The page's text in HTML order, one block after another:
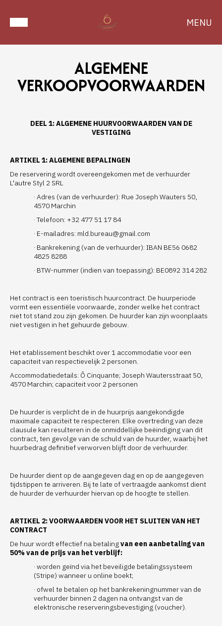
MENU
ALGEMENE
VERKOOPVOORWAARDEN
DEEL 1: ALGEMENE HUURVOORWAARDEN VAN DE
VESTIGING
ARTIKEL 1: ALGEMENE BEPALINGEN
De reservering wordt overeengekomen met de verhuurder
L'autre Styl 2 SRL
· Adres (van de verhuurder): Rue Joseph Wauters 50,
4570 Marchin
· Telefoon: +32 477 51 17 84
· E-mailadres: mld.bureau@gmail.com
· Bankrekening (van de verhuurder): IBAN BE56 0682
4825 8288
· BTW-nummer (indien van toepassing): BE0892 314 282
Het contract is een toeristisch huurcontract. De huurperiode
vormt een essentiële voorwaarde, zonder welke het contract
niet tot stand zou zijn gekomen. De huurder kan zijn woonplaats
niet vestigen in het gehuurde gebouw.
Het etablissement beschikt over 1 accommodatie voor een
capaciteit van respectievelijk 2 personen.
Accommodatiedetails: Ô Cinquante; Joseph Wautersstraat 50,
4570 Marchin; capaciteit voor 2 personen
De huurder is verplicht de in de huurprijs aangekondigde
maximale capaciteit te respecteren. Elke overtreding van deze
clausule kan resulteren in de onmiddellijke beëindiging van dit
contract, ten gevolge van de schuld van de huurder, waarbij het
huurbedrag definitief verworven blijft door de verhuurder.
De huurder dient op de aangegeven dag en op de aangegeven
tijdstippen te arriveren. Bij te late of vertraagde aankomst dient
de huurder de verhuurder hiervan op de hoogte te stellen.
ARTIKEL 2: VOORWAARDEN VOOR HET SLUITEN VAN HET
CONTRACT
De huur wordt effectief na betalingvan een aanbetalingvan
50% van de prijs van het verblijf:
· worden geïnd via het beveiligde betalingssysteem
(Stripe) wanneer u online boekt;
· ofwel te betalen op het bankrekeningnummer van de
verhuurder binnen 2 dagen na ontvangst van de
elektronische reserveringsbevestiging (voucher).